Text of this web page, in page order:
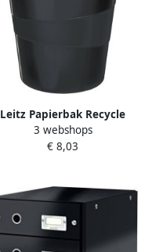
Leitz Papierbak Recycle
range 15liter zwart
3 webshops
€ 8,03